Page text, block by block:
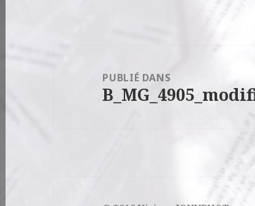
l’article
PUBLIÉ DANS